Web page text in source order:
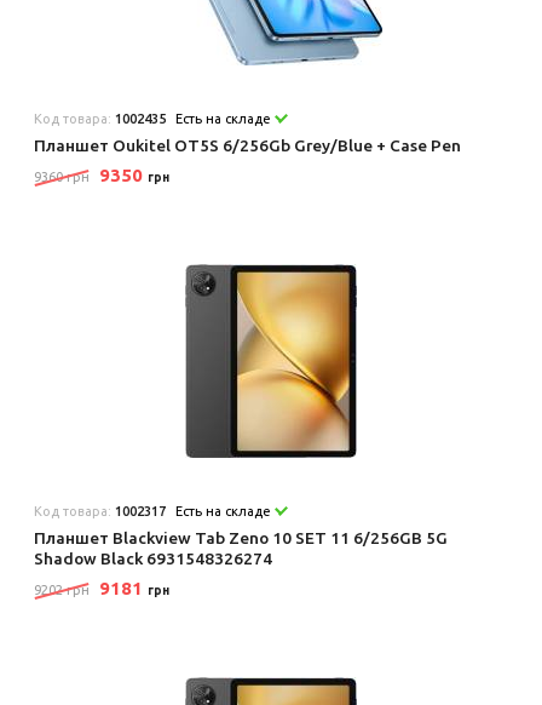
Код товара: 1002435 Есть на складе
Планшет Oukitel OT5S 6/256Gb Grey/Blue + Case Pen
9360 грн 9350 грн
Код товара: 1002317 Есть на складе
Планшет Blackview Tab Zeno 10 SET 11 6/256GB 5G
Shadow Black 6931548326274
9202 грн 9181 грн